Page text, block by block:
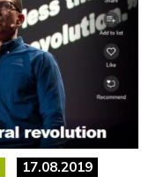
17.08.2019